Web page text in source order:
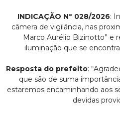
INDICAÇÃO Nº 028/2026:
câmera de vigilância, nas
Marco Aurélio Bizinotto” e
iluminação que se
Resposta do prefeito:
que são de suma
estaremos encaminhando aos
devidas